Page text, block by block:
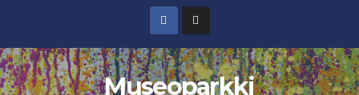
content
Museoparkki